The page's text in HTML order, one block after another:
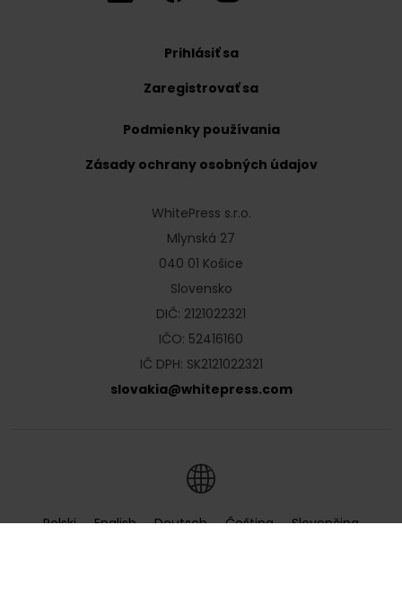
Prihlásiť sa
Zaregistrovať sa
WhitePress s.r.o.
Mlynská 27
040 01 Košice
Slovensko
DIČ: 2121022321
IČO: 52416160
IČ DPH: SK2121022321
slovakia@whitepress.com
Podmienky používania
Zásady ochrany osobných údajov
Polski English Deutsch Čeština
Slovenčina